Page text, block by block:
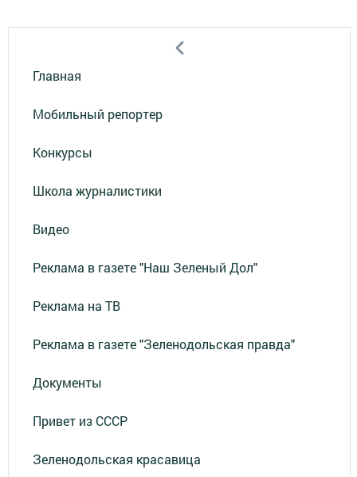
Главная
Мобильный репортер
Конкурсы
Школа журналистики
Видео
Реклама в газете "Наш Зеленый Дол"
Реклама на ТВ
Реклама в газете "Зеленодольская правда"
Документы
Привет из СССР
Зеленодольская красавица